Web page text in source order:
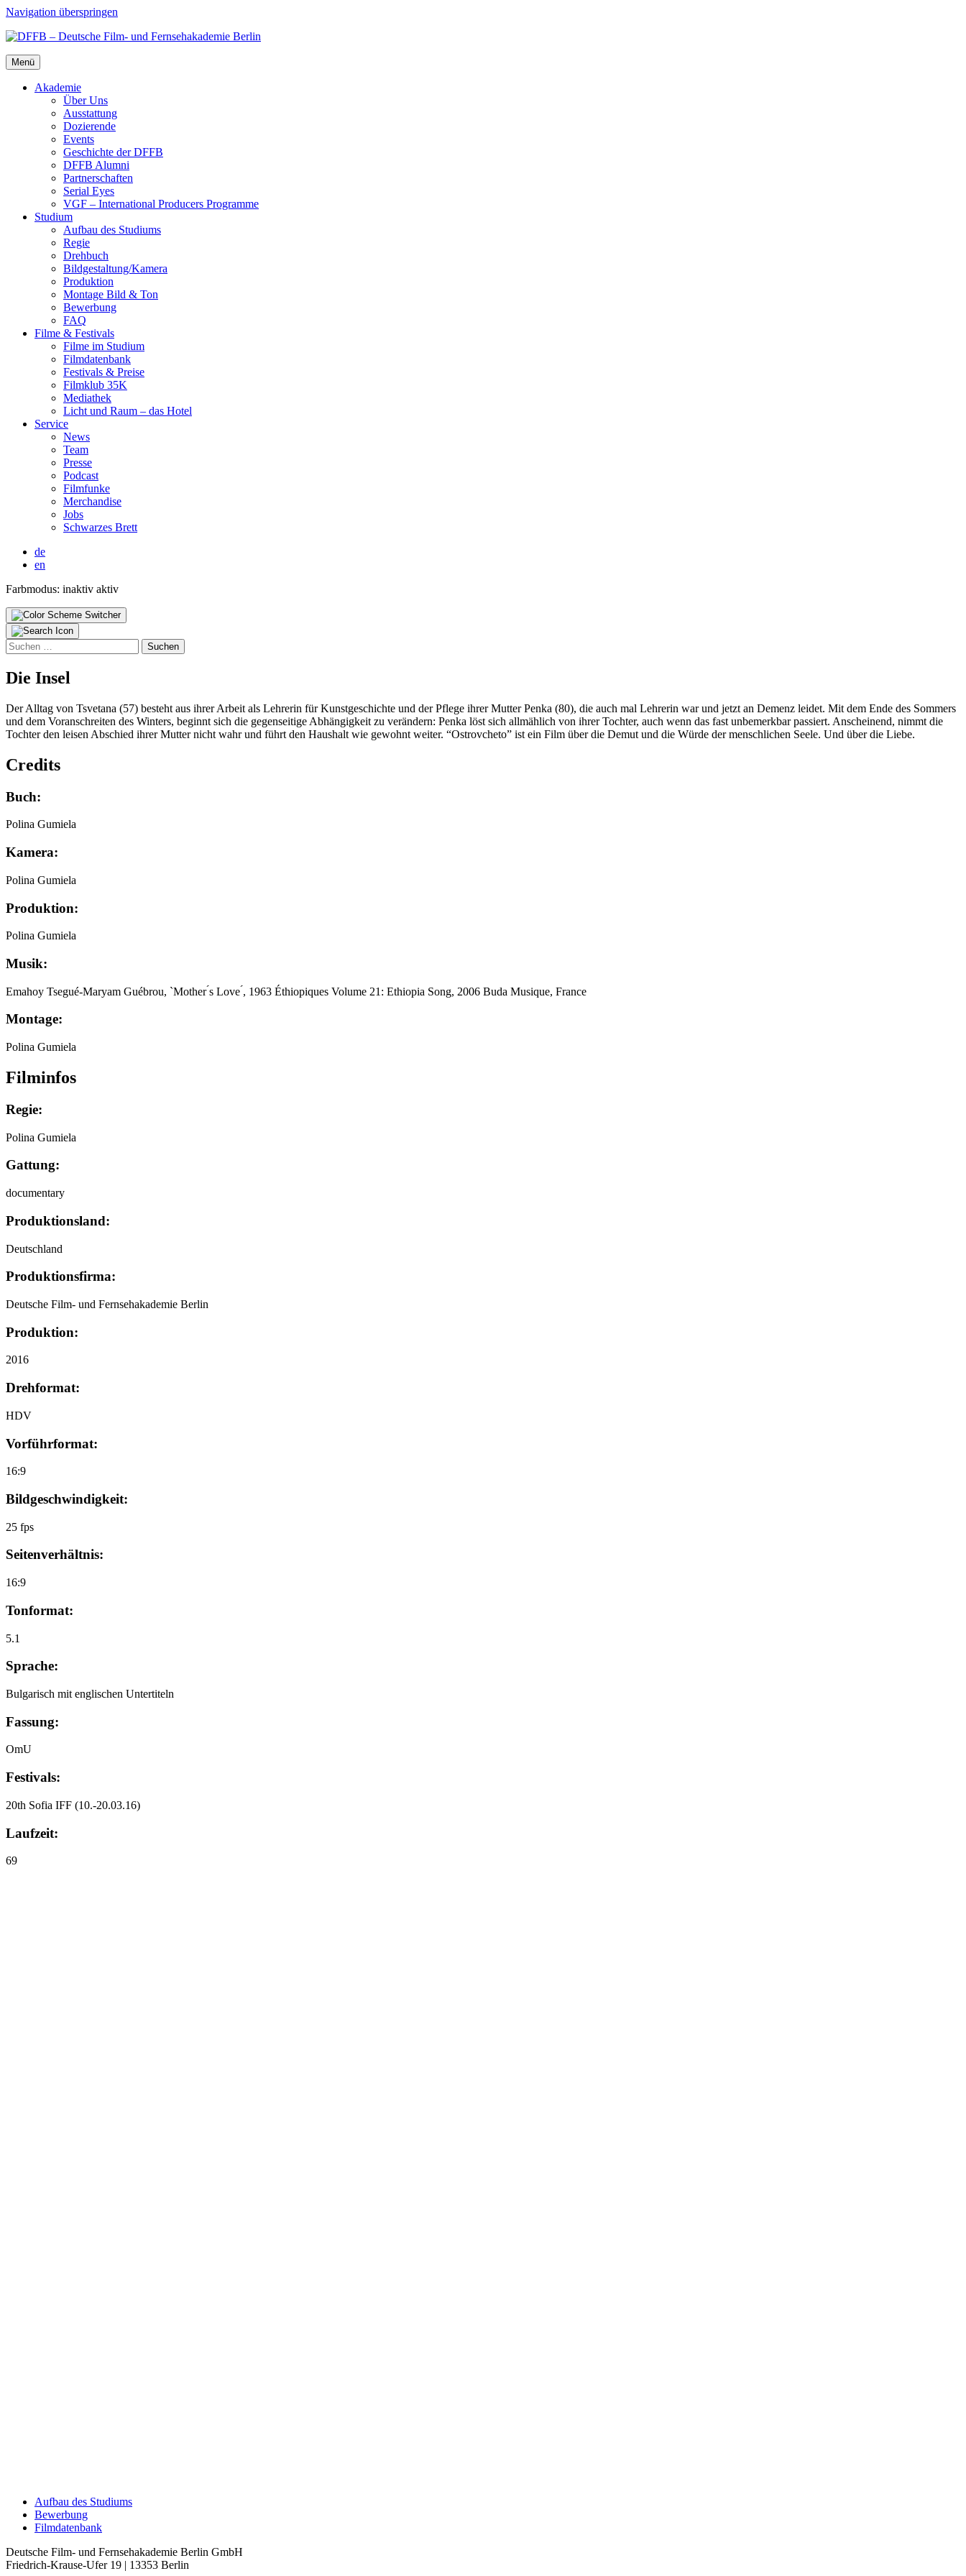
Navigation überspringen
Menü
Aka­de­mie
Über Uns
Aus­stat­tung
Dozie­ren­de
Events
Geschich­te der DFFB
DFFB Alum­ni
Part­ner­schaf­ten
Seri­al Eyes
VGF – Inter­na­tio­nal Pro­du­cers Pro­gram­me
Stu­di­um
Auf­bau des Stu­di­ums
Regie
Dreh­buch
Bildgestaltung/​​Kamera
Pro­duk­ti­on
Mon­ta­ge Bild & Ton
Bewer­bung
FAQ
Fil­me & Fes­ti­vals
Fil­me im Stu­di­um
Film­da­ten­bank
Fes­ti­vals & Prei­se
Film­klub 35K
Media­thek
Licht und Raum – das Hotel
Ser­vice
News
Team
Pres­se
Pod­cast
Film­fun­ke
Mer­chan­di­se
Jobs
Schwar­zes Brett
de
en
Farbmodus: inaktiv aktiv
Suchen
nach:
Die Insel
Der Alltag von Tsvetana (57) besteht aus ihrer Arbeit als Lehrerin für Kunstgeschichte und der Pflege ihrer Mutter Penka (80), die auch mal Lehrerin war und jetzt an Demenz leidet. Mit dem Ende des Sommers
und dem Voranschreiten des Winters, beginnt sich die gegenseitige Abhängigkeit zu verändern: Penka löst sich allmählich von ihrer Tochter, auch wenn das fast unbemerkbar passiert. Anscheinend, nimmt die
Tochter den leisen Abschied ihrer Mutter nicht wahr und führt den Haushalt wie gewohnt weiter. “Ostrovcheto” ist ein Film über die Demut und die Würde der menschlichen Seele. Und über die Liebe.
Credits
Buch:
Polina Gumiela
Kamera:
Polina Gumiela
Produktion:
Polina Gumiela
Musik:
Emahoy Tsegué-Maryam Guébrou, `Mother ́s Love ́, 1963 Éthiopiques Volume 21: Ethiopia Song, 2006 Buda Musique, France
Montage:
Polina Gumiela
Filminfos
Regie:
Polina Gumiela
Gattung:
documentary
Produktionsland:
Deutschland
Produktionsfirma:
Deutsche Film- und Fernsehakademie Berlin
Produktion:
2016
Drehformat:
HDV
Vorführformat:
16:9
Bildgeschwindigkeit:
25 fps
Seitenverhältnis:
16:9
Tonformat:
5.1
Sprache:
Bulgarisch mit englischen Untertiteln
Fassung:
OmU
Festivals:
20th Sofia IFF (10.-20.03.16)
Laufzeit:
69
Auf­bau des Stu­di­ums
Bewer­bung
Film­da­ten­bank
Deutsche Film- und Fernseh­akademie Berlin GmbH
Friedrich-Krause-Ufer 19 | 13353 Berlin